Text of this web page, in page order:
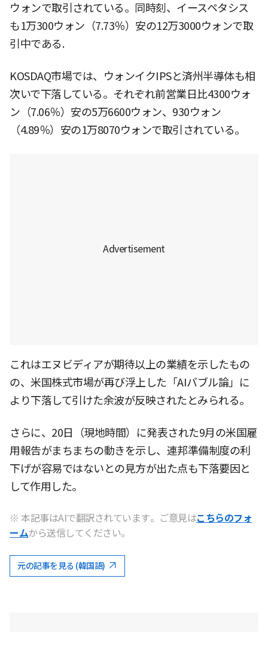
ウォンで取引されている。同時刻、イースペタシス
も1万300ウォン（7.73％）安の12万3000ウォンで取
引中である.
KOSDAQ市場では、ウォンイクIPSと済州半導体も相
次いで下落している。それぞれ前営業日比4300ウォ
ン（7.06％）安の5万6600ウォン、930ウォン
（4.89％）安の1万8070ウォンで取引されている。
これはエヌビディアが期待以上の業績を示したもの
の、米国株式市場が再び浮上した「AIバブル論」に
より下落して引けた余波が反映されたとみられる。
さらに、20日（現地時間）に発表された9月の米国雇
用報告がまちまちの動きを示し、連邦準備制度の利
下げが容易ではないとの見方が出た点も下落要因と
して作用した。
※ 本記事はAIで翻訳されています。ご意見はこちらのフォ
ームから送信してください。
元の記事を見る (韓国語)